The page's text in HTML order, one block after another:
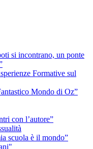
si incontrano, un ponte
Formative sul
Mondo di Oz”
con l’autore”
scuola è il mondo”